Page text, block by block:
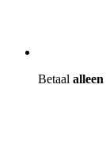
Betaal alleen